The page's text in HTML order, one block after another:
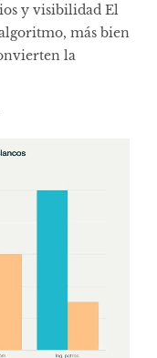
y visibilidad El
más bien
la